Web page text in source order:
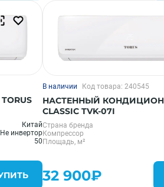
Китай
Не инвертор
50
В наличии Код товара: 240545
НАСТЕННЫЙ
CLASSIC TVK-07I
Страна бренда
Компрессор
Площадь, м²
32 900₽